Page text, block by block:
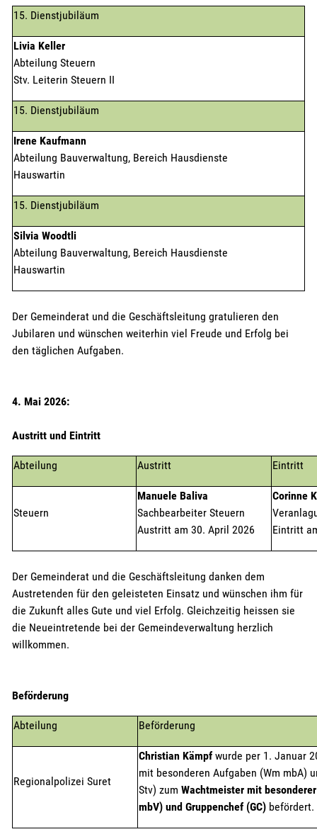
15. Dienstjubiläum
Livia Keller
Abteilung Steuern
Stv. Leiterin Steuern II
15. Dienstjubiläum
Irene Kaufmann
Abteilung Bauverwaltung, Bereich Hausdienste
Hauswartin
15. Dienstjubiläum
Silvia Woodtli
Abteilung Bauverwaltung, Bereich Hausdienste
Hauswartin
Der Gemeinderat und die Geschäftsleitung gratulieren den
Jubilaren und wünschen weiterhin viel Freude und Erfolg bei
den täglichen Aufgaben.
4. Mai 2026:
Austritt und Eintritt
Abteilung Austritt Eintritt
Steuern
Manuele Baliva
Sachbearbeiter Steuern
Austritt am 30. April 2026
Corinne
Eintritt
Der Gemeinderat und die Geschäftsleitung danken dem
Austretenden für den geleisteten Einsatz und wünschen ihm für
die Zukunft alles Gute und viel Erfolg. Gleichzeitig heissen sie
die Neueintretende bei der Gemeindeverwaltung herzlich
willkommen.
Beförderung
Abteilung Beförderung
Regionalpolizei Suret
Christian Kämpf wurde per 1. Januar
mit besonderen Aufgaben (Wm mbA)
Stv) zum Wachtmeister mit
mbV) und Gruppenchef (GC) befördert.